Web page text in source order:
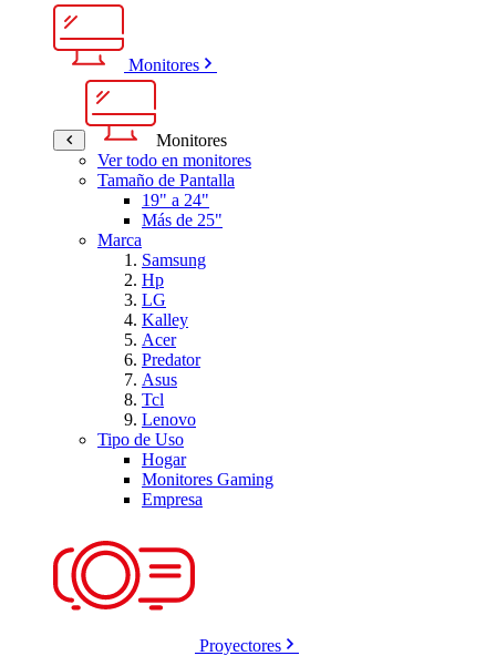
Monitores
Monitores
Ver todo en monitores
Tamaño de Pantalla
19" a 24"
Más de 25"
Marca
Samsung
Hp
LG
Kalley
Acer
Predator
Asus
Tcl
Lenovo
Tipo de Uso
Hogar
Monitores Gaming
Empresa
Proyectores